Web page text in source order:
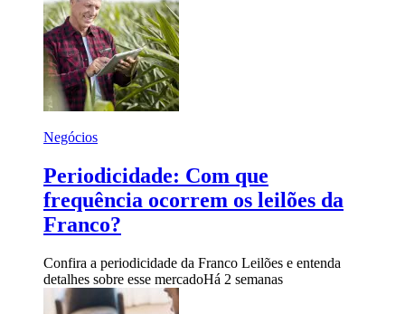
Negócios
Periodicidade: Com que
frequência ocorrem os leilões da
Franco?
Confira a periodicidade da Franco Leilões e entenda
detalhes sobre esse mercadoHá 2 semanas